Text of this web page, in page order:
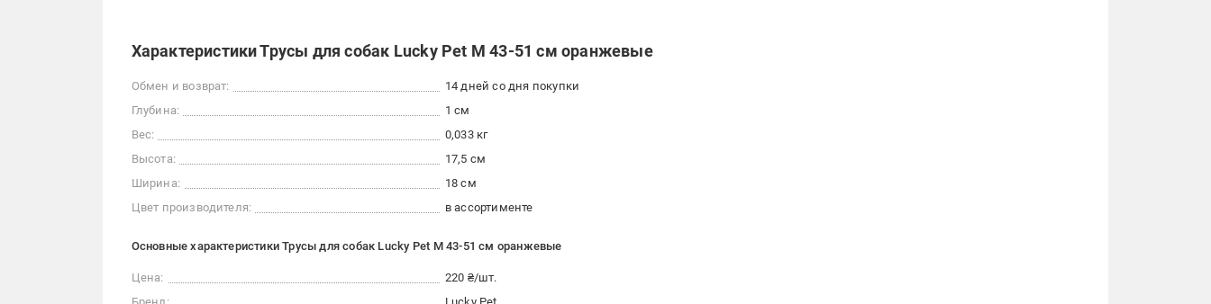
Характеристики Трусы для собак Lucky Pet М 43-51 см оранжевые
Обмен и возврат:
14 дней со дня покупки
Глубина:
1 см
Вес:
0,033 кг
Высота:
17,5 см
Ширина:
18 см
Цвет производителя:
в ассортименте
Основные характеристики Трусы для собак Lucky Pet М 43-51 см оранжевые
Цена:
220 ₴/шт.